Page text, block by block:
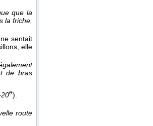
que la
la friche,
sentait
elle
de bras
e).
route